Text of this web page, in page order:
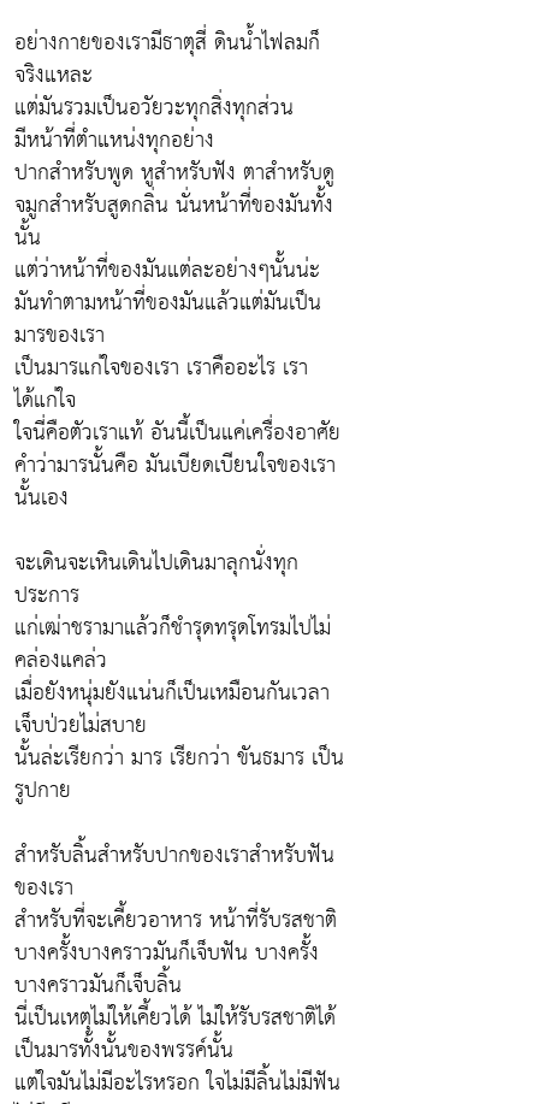
อย่างกายของเรามีธาตุสี่ ดินน้ำไฟลมก็
จริงแหละ
แต่มันรวมเป็นอวัยวะทุกสิ่งทุกส่วน
มีหน้าที่ตำแหน่งทุกอย่าง
ปากสำหรับพูด หูสำหรับฟัง ตาสำหรับดู
จมูกสำหรับสูดกลิ่น นั่นหน้าที่ของมันทั้ง
นั้น
แต่ว่าหน้าที่ของมันแต่ละอย่างๆนั้นน่ะ
มันทำตามหน้าที่ของมันแล้วแต่มันเป็น
มารของเรา
เป็นมารแก่ใจของเรา เราคืออะไร เรา
ได้แก่ใจ
ใจนี่คือตัวเราแท้ อันนี้เป็นแค่เครื่องอาศัย
คำว่ามารนั้นคือ มันเบียดเบียนใจของเรา
นั้นเอง
จะเดินจะเหินเดินไปเดินมาลุกนั่งทุก
ประการ
แก่เฒ่าชรามาแล้วก็ชำรุดทรุดโทรมไปไม่
คล่องแคล่ว
เมื่อยังหนุ่มยังแน่นก็เป็นเหมือนกันเวลา
เจ็บป่วยไม่สบาย
นั้นล่ะเรียกว่า มาร เรียกว่า ขันธมาร เป็น
รูปกาย
สำหรับลิ้นสำหรับปากของเราสำหรับฟัน
ของเรา
สำหรับที่จะเคี้ยวอาหาร หน้าที่รับรสชาติ
บางครั้งบางคราวมันก็เจ็บฟัน บางครั้ง
บางคราวมันก็เจ็บลิ้น
นี่เป็นเหตุไม่ให้เคี้ยวได้ ไม่ให้รับรสชาติได้
เป็นมารทั้งนั้นของพรรค์นั้น
แต่ใจมันไม่มีอะไรหรอก ใจไม่มีลิ้นไม่มีฟัน